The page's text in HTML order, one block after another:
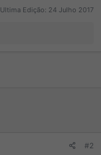
Ultima Edição: 24 Julho 2017
#2